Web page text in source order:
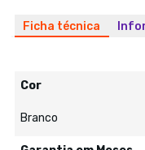
Ficha técnica
Cor
Branco